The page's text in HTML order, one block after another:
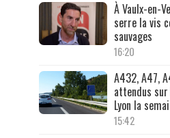
À Vaulx-en-
serre la vis
sauvages
16:20
A432, A47,
attendus
Lyon la
15:42